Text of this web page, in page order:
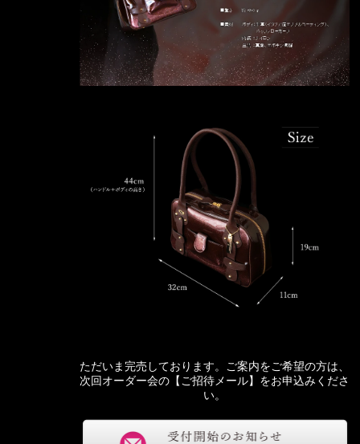
ただいま完売しております。ご案内をご希望の方は、
次回オーダー会の【ご招待メール】をお申込みくださ
い。